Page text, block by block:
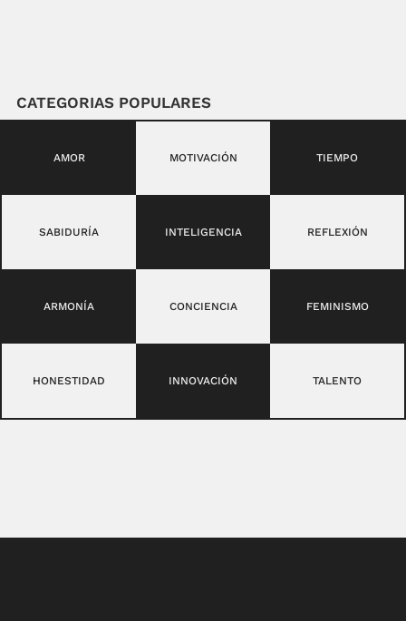
CATEGORIAS POPULARES
AMOR MOTIVACIÓN TIEMPO
SABIDURÍA INTELIGENCIA REFLEXIÓN
ARMONÍA CONCIENCIA FEMINISMO
HONESTIDAD INNOVACIÓN TALENTO